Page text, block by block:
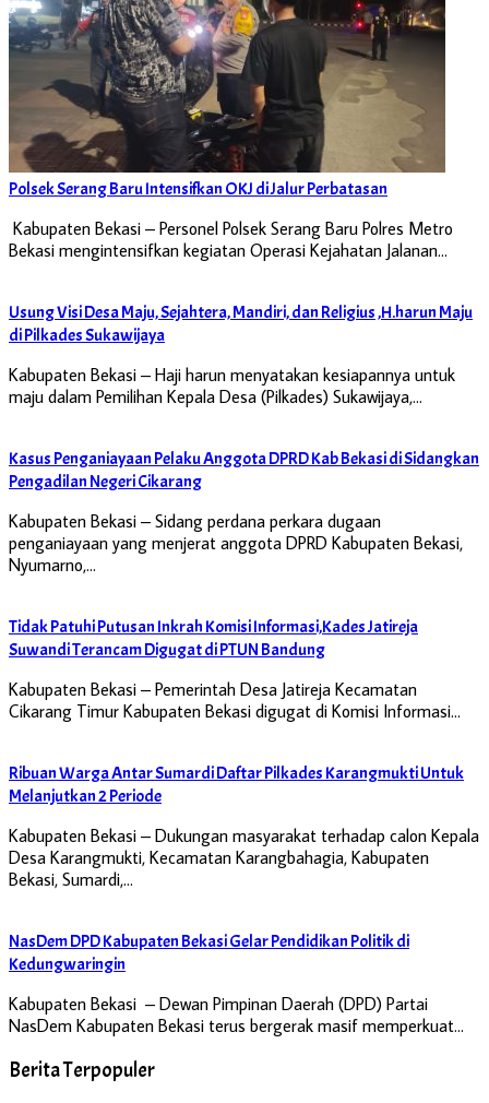
Polsek Serang Baru Intensifkan OKJ di Jalur Perbatasan
Kabupaten Bekasi – Personel Polsek Serang Baru Polres Metro
Bekasi mengintensifkan kegiatan Operasi Kejahatan Jalanan…
Usung Visi Desa Maju, Sejahtera, Mandiri, dan Religius ,H.harun Maju
di Pilkades Sukawijaya
Kabupaten Bekasi – Haji harun menyatakan kesiapannya untuk
maju dalam Pemilihan Kepala Desa (Pilkades) Sukawijaya,…
Kasus Penganiayaan Pelaku Anggota DPRD Kab Bekasi di Sidangkan
Pengadilan Negeri Cikarang
Kabupaten Bekasi – Sidang perdana perkara dugaan
penganiayaan yang menjerat anggota DPRD Kabupaten Bekasi,
Nyumarno,…
Tidak Patuhi Putusan Inkrah Komisi Informasi,Kades Jatireja
Suwandi Terancam Digugat di PTUN Bandung
Kabupaten Bekasi – Pemerintah Desa Jatireja Kecamatan
Cikarang Timur Kabupaten Bekasi digugat di Komisi Informasi…
Ribuan Warga Antar Sumardi Daftar Pilkades Karangmukti Untuk
Melanjutkan 2 Periode
Kabupaten Bekasi – Dukungan masyarakat terhadap calon Kepala
Desa Karangmukti, Kecamatan Karangbahagia, Kabupaten
Bekasi, Sumardi,…
NasDem DPD Kabupaten Bekasi Gelar Pendidikan Politik di
Kedungwaringin
Kabupaten Bekasi – Dewan Pimpinan Daerah (DPD) Partai
NasDem Kabupaten Bekasi terus bergerak masif memperkuat…
Berita Terpopuler